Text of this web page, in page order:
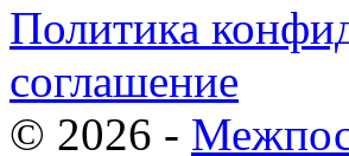
Политика
соглашение
© 2026 -